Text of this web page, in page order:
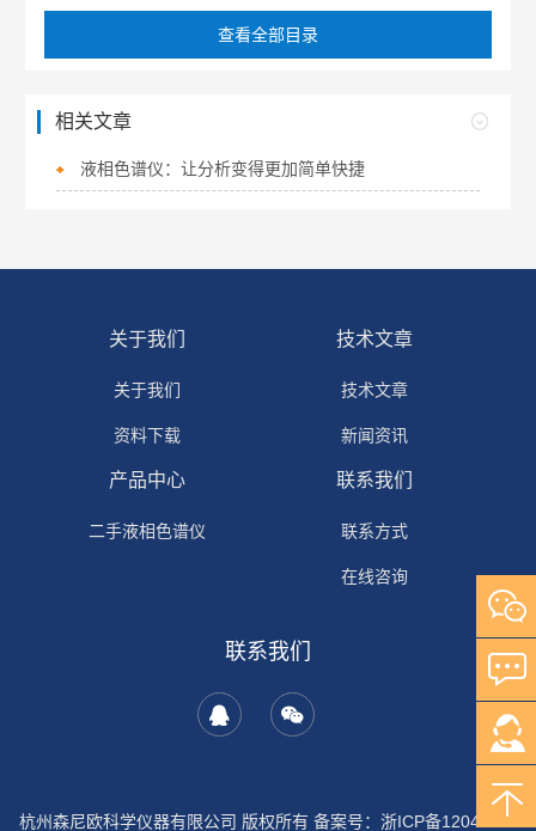
查看全部目录
相关文章
液相色谱仪：让分析变得更加简单快捷
关于我们
关于我们
资料下载
技术文章
技术文章
新闻资讯
产品中心
二手液相色谱仪
联系我们
联系方式
在线咨询
联系我们
杭州森尼欧科学仪器有限公司 版权所有 备案号： 浙ICP备12044702